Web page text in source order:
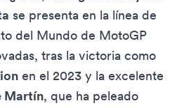
se presenta en la línea de
del Mundo de MotoGP
tras la victoria como
en el 2023 y la excelente
Martín, que ha peleado